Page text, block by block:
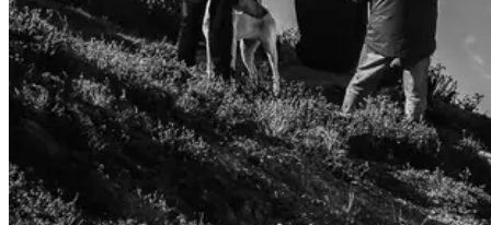
a partir de 1608,00 €
Passeio de bicicleta no Alentejo - rota Vinícola e Património